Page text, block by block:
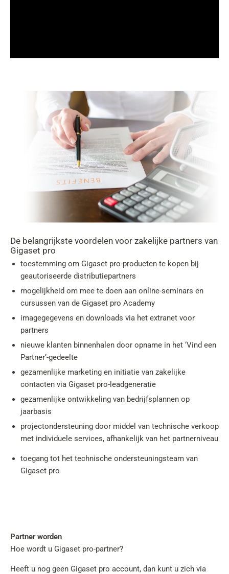
De belangrijkste voordelen voor zakelijke partners van
Gigaset pro
toestemming om Gigaset pro-producten te kopen bij
geautoriseerde distributiepartners
mogelijkheid om mee te doen aan online-seminars en
cursussen van de Gigaset pro Academy
imagegegevens en downloads via het extranet voor
partners
nieuwe klanten binnenhalen door opname in het ‘Vind een
Partner’-gedeelte
gezamenlijke marketing en initiatie van zakelijke
contacten via Gigaset pro-leadgeneratie
gezamenlijke ontwikkeling van bedrijfsplannen op
jaarbasis
projectondersteuning door middel van technische verkoop
met individuele services, afhankelijk van het partnerniveau
toegang tot het technische ondersteuningsteam van
Gigaset pro
Partner worden
Hoe wordt u Gigaset pro-partner?
Heeft u nog geen Gigaset pro account, dan kunt u zich via